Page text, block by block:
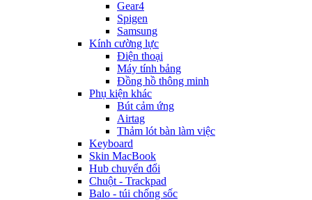
Gear4
Spigen
Samsung
Kính cường lực
Điện thoại
Máy tính bảng
Đồng hồ thông minh
Phụ kiện khác
Bút cảm ứng
Airtag
Thảm lót bàn làm việc
Keyboard
Skin MacBook
Hub chuyển đổi
Chuột - Trackpad
Balo - túi chống sốc